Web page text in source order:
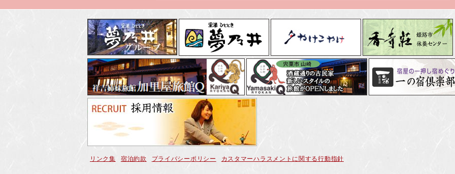
リンク集 宿泊約款 プライバシーポリシー カスタマーハラスメントに関する行動指針